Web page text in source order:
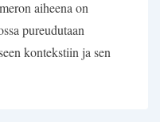
aiheena on
pureudutaan
kontekstiin ja sen